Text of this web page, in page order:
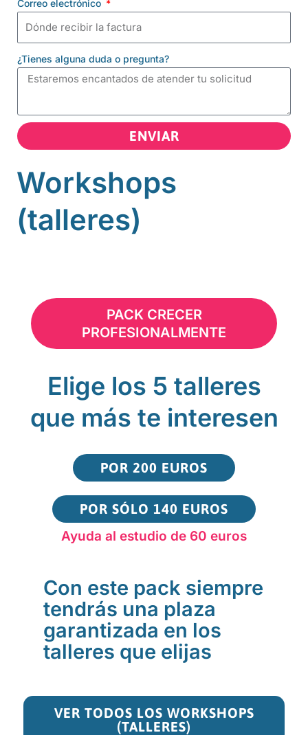
Correo electrónico
¿Tienes alguna duda o pregunta?
ENVIAR
Workshops
(talleres)
PACK CRECER
PROFESIONALMENTE
Elige los 5 talleres
que más te interesen
POR 200 EUROS
POR SÓLO 140 EUROS
Ayuda al estudio de 60 euros
Con este pack siempre
tendrás una plaza
garantizada en los
talleres que elijas
VER TODOS LOS WORKSHOPS
(TALLERES)